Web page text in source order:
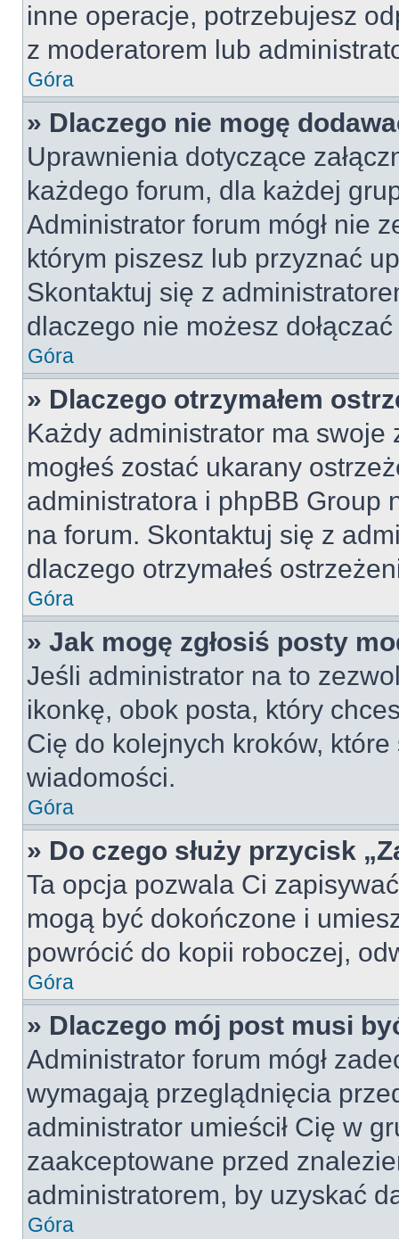
inne operacje, potrzebujesz
z moderatorem lub
Góra
» Dlaczego nie mogę
Uprawnienia dotyczące
każdego forum, dla każdej
Administrator forum mógł nie
którym piszesz lub przyznać
Skontaktuj się z
dlaczego nie możesz
Góra
» Dlaczego otrzymałem
Każdy administrator ma swoje
mogłeś zostać ukarany
administratora i phpBB Group
na forum. Skontaktuj się z
dlaczego otrzymałeś
Góra
» Jak mogę zgłosiś posty
Jeśli administrator na to
ikonkę, obok posta, który
Cię do kolejnych kroków,
wiadomości.
Góra
» Do czego służy przycisk
Ta opcja pozwala Ci
mogą być dokończone i
powrócić do kopii roboczej,
Góra
» Dlaczego mój post musi
Administrator forum mógł
wymagają przeglądnięcia
administrator umieścił Cię w
zaakceptowane przed
administratorem, by uzyskać
Góra